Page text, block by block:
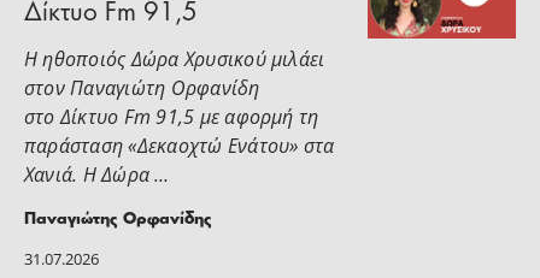
31.07.2026
Δίκτυο Fm 91,5
Η ηθοποιός Δώρα Χρυσικού μιλάει
στoν Παναγιώτη Ορφανίδη
στο Δίκτυο Fm 91,5 με αφορμή τη
παράσταση «Δεκαοχτώ Ενάτου» στα
Χανιά. Η Δώρα …
Παναγιώτης Ορφανίδης